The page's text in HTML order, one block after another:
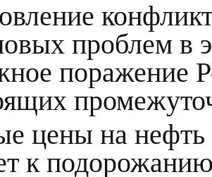
проблем в
поражение
цены на нефть
к